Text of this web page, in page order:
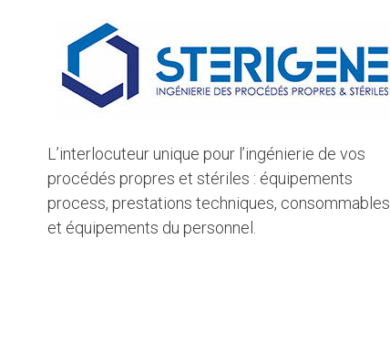
L’interlocuteur unique pour l’ingénierie de vos
procédés propres et stériles : équipements
process, prestations techniques, consommables
et équipements du personnel.